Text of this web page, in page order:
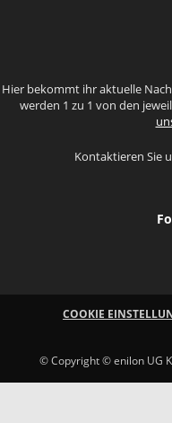
Hier bekommt ihr aktuelle
werden 1 zu 1 von den
Kontaktieren Sie
COOKIE
© Copyright © enilon UG